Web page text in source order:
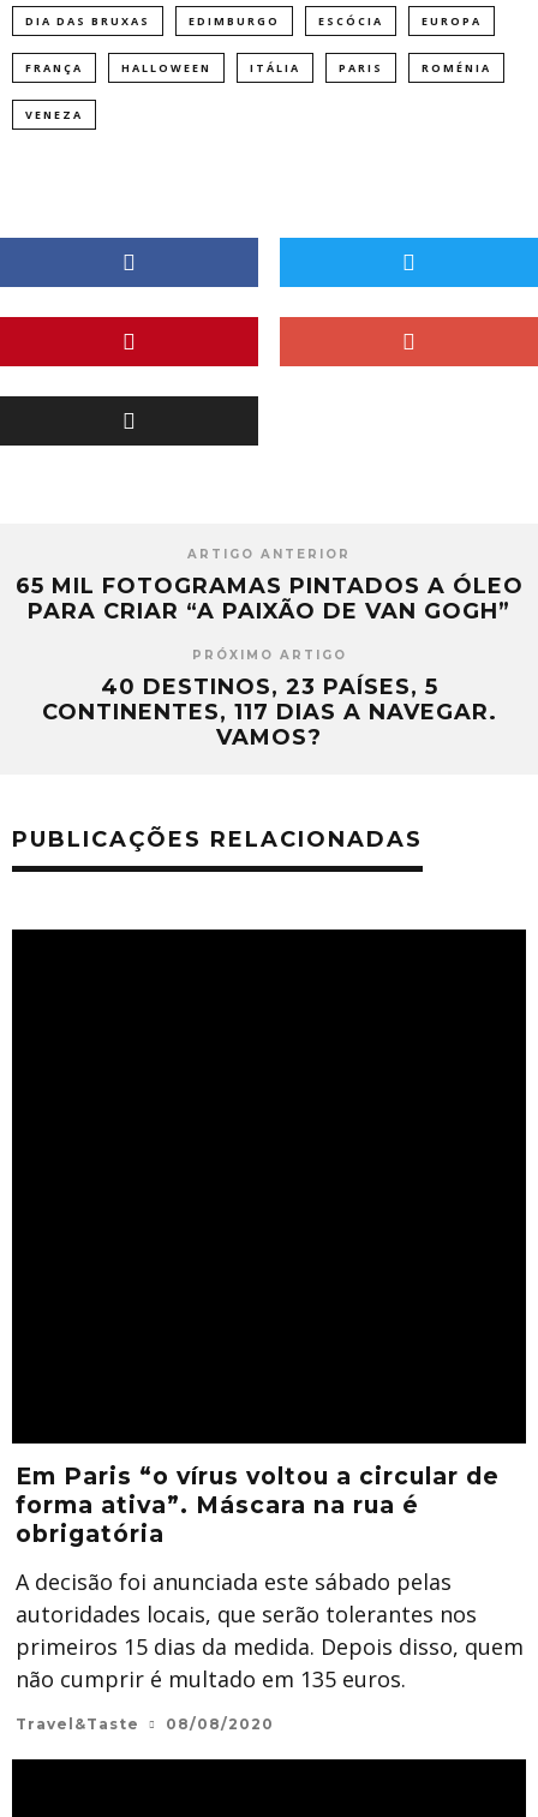
DIA DAS BRUXAS EDIMBURGO ESCÓCIA EUROPA
FRANÇA HALLOWEEN ITÁLIA PARIS ROMÉNIA
VENEZA
ARTIGO ANTERIOR
65 MIL FOTOGRAMAS PINTADOS A ÓLEO
PARA CRIAR “A PAIXÃO DE VAN GOGH”
PRÓXIMO ARTIGO
40 DESTINOS, 23 PAÍSES, 5
CONTINENTES, 117 DIAS A NAVEGAR.
VAMOS?
PUBLICAÇÕES RELACIONADAS
Em Paris “o vírus voltou a circular de
forma ativa”. Máscara na rua é
obrigatória
A decisão foi anunciada este sábado pelas
autoridades locais, que serão tolerantes nos
primeiros 15 dias da medida. Depois disso, quem
não cumprir é multado em 135 euros.
Travel&Taste 08/08/2020